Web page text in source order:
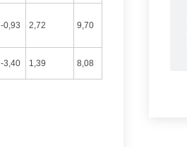
-0,93 2,72 9,70
-3,40 1,39 8,08